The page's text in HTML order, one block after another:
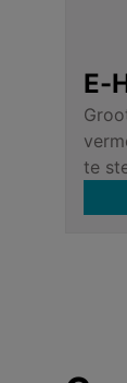
E-
te